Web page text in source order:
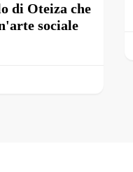
di Oteiza che
sociale